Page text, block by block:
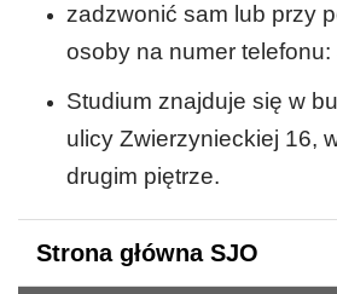
zadzwonić sam lub przy
osoby na numer
Studium znajduje się w
ulicy Zwierzynieckiej 16,
drugim piętrze.
Strona główna SJO